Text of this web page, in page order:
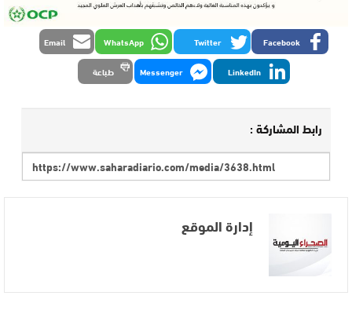
Facebook
Twitter
WhatsApp
Email
LinkedIn
Messenger طباعة
رابط المشاركة :
إدارة الموقع